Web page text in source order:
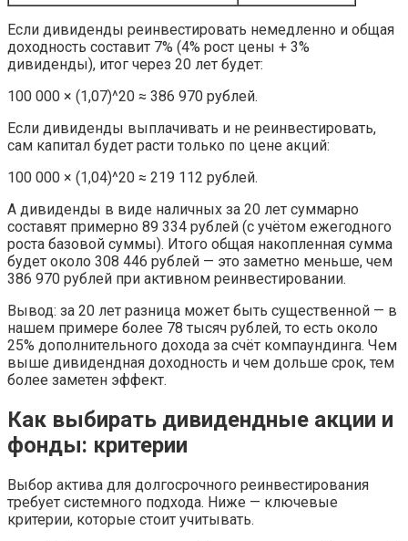
Если дивиденды реинвестировать немедленно и общая
доходность составит 7% (4% рост цены + 3%
дивиденды), итог через 20 лет будет:
100 000 × (1,07)^20 ≈ 386 970 рублей.
Если дивиденды выплачивать и не реинвестировать,
сам капитал будет расти только по цене акций:
100 000 × (1,04)^20 ≈ 219 112 рублей.
А дивиденды в виде наличных за 20 лет суммарно
составят примерно 89 334 рублей (с учётом ежегодного
роста базовой суммы). Итого общая накопленная сумма
будет около 308 446 рублей — это заметно меньше, чем
386 970 рублей при активном реинвестировании.
Вывод: за 20 лет разница может быть существенной — в
нашем примере более 78 тысяч рублей, то есть около
25% дополнительного дохода за счёт компаундинга. Чем
выше дивидендная доходность и чем дольше срок, тем
более заметен эффект.
Как выбирать дивидендные акции и
фонды: критерии
Выбор актива для долгосрочного реинвестирования
требует системного подхода. Ниже — ключевые
критерии, которые стоит учитывать.